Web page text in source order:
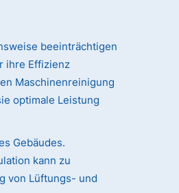
beeinträchtigen
ihre Effizienz
Maschinenreinigung
optimale Leistung
Gebäudes.
kann zu
von Lüftungs- und